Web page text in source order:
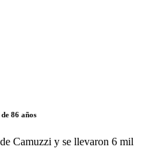
86 años
Camuzzi y se llevaron 6 mil